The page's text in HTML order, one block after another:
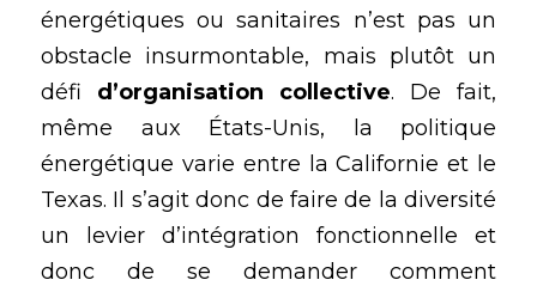
énergétiques ou sanitaires n’est pas un
obstacle insurmontable, mais plutôt un
défi d’organisation collective. De fait,
même aux États-Unis, la politique
énergétique varie entre la Californie et le
Texas. Il s’agit donc de faire de la diversité
un levier d’intégration fonctionnelle et
donc de se demander comment